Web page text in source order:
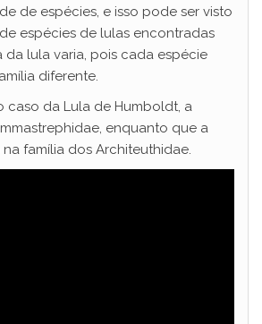
de espécies, e isso pode ser visto
espécies de lulas encontradas
da lula varia, pois cada espécie
diferente.
caso da Lula de Humboldt, a
enquanto que a
família dos Architeuthidae.